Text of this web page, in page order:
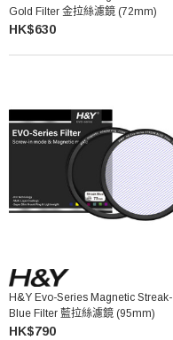
Gold Filter 金拉絲濾鏡 (72mm)
HK$630
H&Y Evo-Series Magnetic Streak-
Blue Filter 藍拉絲濾鏡 (95mm)
HK$790